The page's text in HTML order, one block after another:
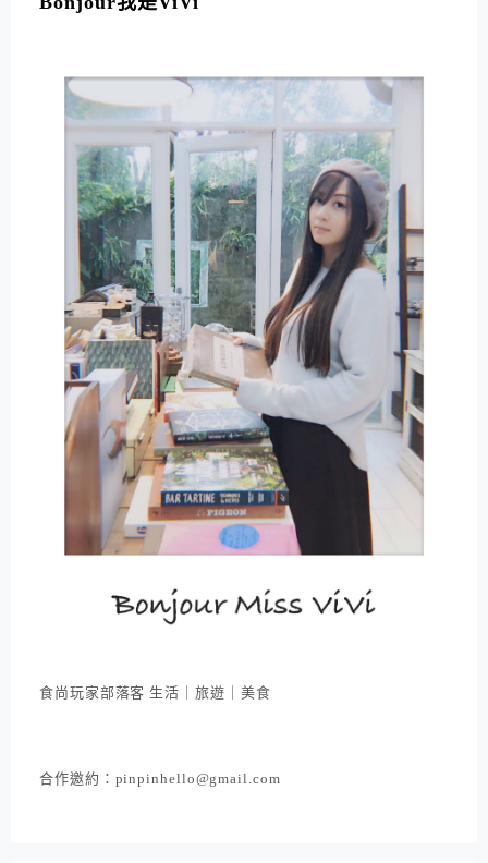
食尚玩家部落客 生活｜旅遊｜美食
合作邀約：pinpinhello@gmail.com